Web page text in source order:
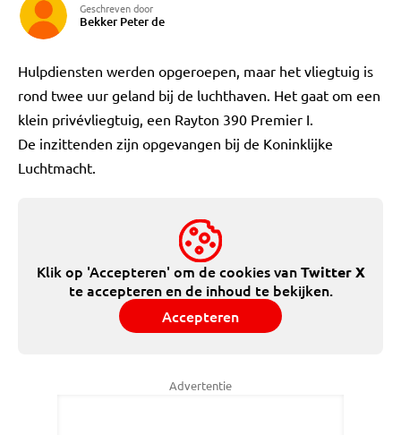
Geschreven door
Bekker Peter de
Hulpdiensten werden opgeroepen, maar het vliegtuig is
rond twee uur geland bij de luchthaven. Het gaat om een
klein privévliegtuig, een Rayton 390 Premier I.
De inzittenden zijn opgevangen bij de Koninklijke
Luchtmacht.
Klik op 'Accepteren' om de cookies vanTwitter X
te accepteren en de inhoud te bekijken.
Accepteren
Advertentie